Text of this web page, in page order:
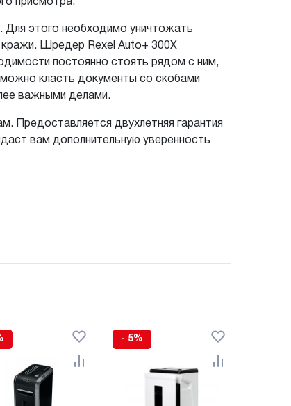
присмотра.
этого необходимо уничтожать
Шредер Rexel Auto+ 300X
постоянно стоять рядом с ним,
можно класть документы со скобами
важными делами.
Предоставляется двухлетняя гарантия
вам дополнительную уверенность
- 5%